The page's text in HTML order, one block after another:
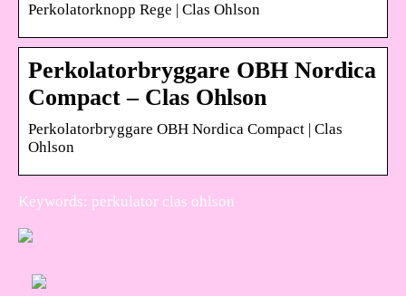
Perkolatorknopp Rege | Clas Ohlson
Perkolatorbryggare OBH Nordica
Compact – Clas Ohlson
Perkolatorbryggare OBH Nordica Compact | Clas
Ohlson
Keywords: perkulator clas ohlson